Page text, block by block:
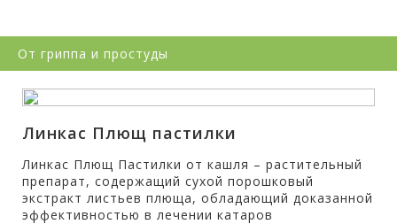
От гриппа и простуды
Линкас Плющ пастилки
Линкас Плющ Пастилки от кашля – растительный
препарат, содержащий сухой порошковый
экстракт листьев плюща, обладающий доказанной
эффективностью в лечении катаров